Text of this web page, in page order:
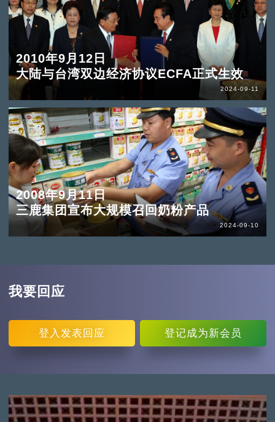
2010年9月12日
大陆与台湾双边经济协议ECFA正式生效
2024-09-11
2008年9月11日
三鹿集团宣布大规模召回奶粉产品
2024-09-10
我要回应
登入 发表回应 登记成为新会员